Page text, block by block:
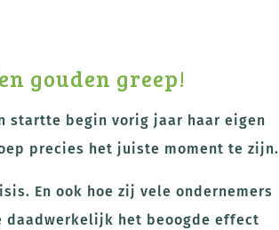
gouden greep!
startte begin vorig jaar haar eigen
precies het juiste moment te zijn.
En ook hoe zij vele ondernemers
daadwerkelijk het beoogde effect